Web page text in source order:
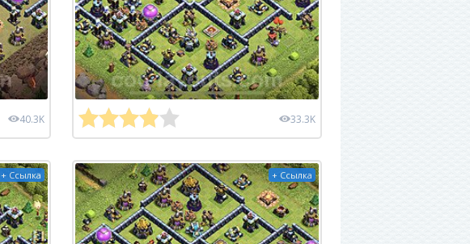
40.3K 33.3K
+ Ссылка + Ссылка